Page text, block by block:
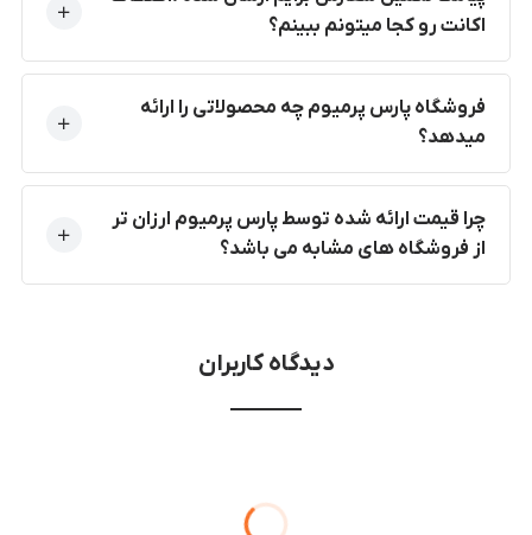
اکانت رو کجا میتونم ببینم؟
فروشگاه پارس پرمیوم چه محصولاتی را ارائه
میدهد؟
چرا قیمت ارائه شده توسط پارس پرمیوم ارزان تر
از فروشگاه های مشابه می باشد؟
دیدگاه کاربران